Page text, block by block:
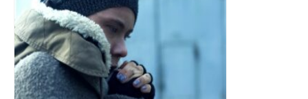
Top 14 : Perpignan mate le leader
Toulouse et quitte la dernière place –
lanouvellerepublique.fr